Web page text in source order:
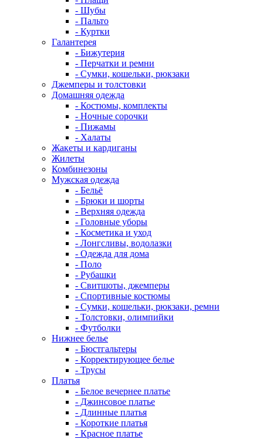
- Шубы
- Пальто
- Куртки
Галантерея
- Бижутерия
- Перчатки и ремни
- Сумки, кошельки, рюкзаки
Джемперы и толстовки
Домашняя одежда
- Костюмы, комплекты
- Ночные сорочки
- Пижамы
- Халаты
Жакеты и кардиганы
Жилеты
Комбинезоны
Мужская одежда
- Бельё
- Брюки и шорты
- Верхняя одежда
- Головные уборы
- Косметика и уход
- Лонгсливы, водолазки
- Одежда для дома
- Поло
- Рубашки
- Свитшоты, джемперы
- Спортивные костюмы
- Сумки, кошельки, рюкзаки, ремни
- Толстовки, олимпийки
- Футболки
Нижнее белье
- Бюстгальтеры
- Корректирующее белье
- Трусы
Платья
- Белое вечернее платье
- Джинсовое платье
- Длинные платья
- Короткие платья
- Красное платье